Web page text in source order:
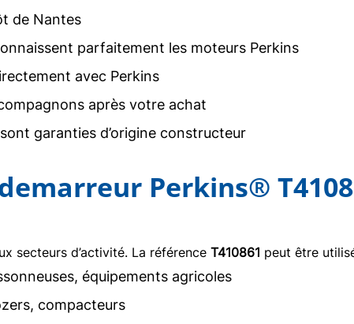
de Nantes
parfaitement les moteurs Perkins
avec Perkins
après votre achat
garanties d’origine constructeur
Perkins®
secteurs d’activité. La référence T410861 peut être
équipements agricoles
compacteurs